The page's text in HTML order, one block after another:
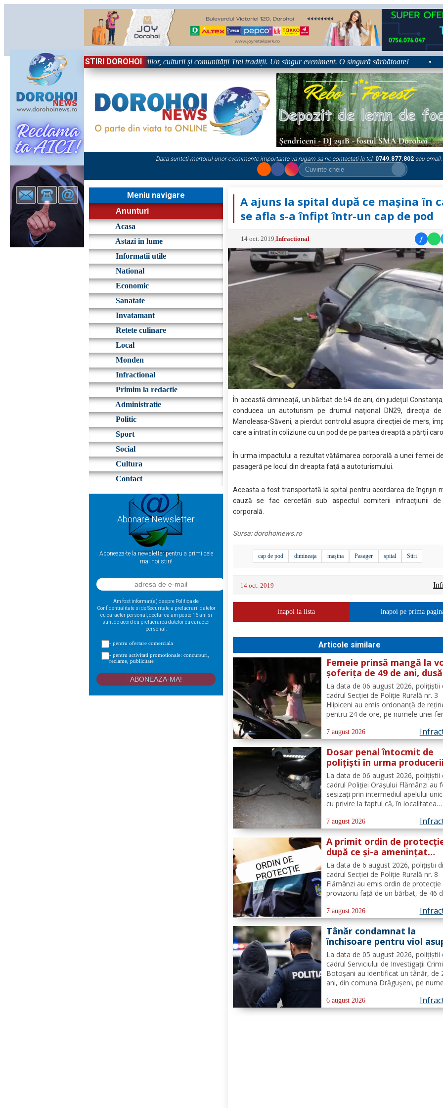
STIRI DOROHOI
Sărbătoare!” – trei zile dedicate tradițiilor, culturii și comunității Trei tradiții. Un singur eveniment. O singură sărbătoare! •
Daca sunteti martorul unor evenimente importante va rugam sa ne contactati la tel: 0749.877.802 sau email:
Meniu navigare
Anunturi
Acasa
Astazi in lume
Informatii utile
National
Economic
Sanatate
Invatamant
Retete culinare
Local
Monden
Infractional
Primim la redactie
Administratie
Politic
Sport
Social
Cultura
Contact
Abonare Newsletter
Aboneaza-te la newsletter pentru a primi cele
mai noi stiri!
Am fost informat(a) despre Politica de
Confidentialitate si de Securitate a prelucrarii datelor
cu caracter personal, declar ca am peste 16 ani si
sunt de acord cu prelucrarea datelor cu caracter
personal:
- pentru ofertare comerciala
- pentru activitati promotionale: concursuri,
reclame, publicitate
A ajuns la spital după ce mașina în
se afla s-a înfipt într-un cap de pod
14 oct. 2019 ,Infractional f
În această dimineață, un bărbat de 54 de ani, din judeţul
conducea un autoturism pe drumul naţional DN29, direcţia de
Manoleasa-Săveni, a pierdut controlul asupra direcţiei de mers,
care a intrat în coliziune cu un pod de pe partea dreaptă a părţii
În urma impactului a rezultat vătămarea corporală a unei femei
pasageră pe locul din dreapta faţă a autoturismului.
Aceasta a fost transportată la spital pentru acordarea de îngrijiri
cauză se fac cercetări sub aspectul comiterii infracţiunii de
corporală.
Sursa:dorohoinews.ro
cap de pod dimineaţa mașina Pasager spital Stiri
14 oct. 2019
inapoi la lista inapoi pe prima
Articole similare
Femeie prinsă mangă la
șoferița de 49 de ani, dusă
direct în arest
La data de 06 august 2026, polițiștii
cadrul Secției de Poliție Rurală nr. 3
Hlipiceni au emis ordonanță de
pentru 24 de ore, pe numele unei
cercetată pentru comiterea
conducerea unui vehicul sub
alcoolului. În urma...
7 august 2026
Dosar penal întocmit de
polițiști în urma producerii
unui accidenr. Un șofer
lovit un cap de pod
La data de 06 august 2026, polițiștii
cadrul Poliției Orașului Flămânzi au
sesizați prin intermediul apelului
cu privire la faptul că, în localitatea
Din verificări a reieșit faptul că, în
se deplasa pe strada Tulburea din
7 august 2026
A primit ordin de
după ce și-a amenințat
partenera printr-o
de mesagerie
La data de 6 august 2026, polițiștii
cadrul Secției de Poliție Rurală nr. 8
Flămânzi au emis ordin de protecție
provizoriu față de un bărbat, de 46
teritoriul altui stat, și-ar fi amenințat
partenera, prin intermediul unor
transmise...
7 august 2026
Tânăr condamnat la
închisoare pentru viol
unui minor și pornografie
infantilă, identificat de
polițiști
La data de 05 august 2026, polițiștii
cadrul Serviciului de Investigații
Botoșani au identificat un tânăr, de
ani, din comuna Drăgușeni, pe
mandat de executare a pedepsei cu
închisoarea. Tânărul a fost
6 august 2026